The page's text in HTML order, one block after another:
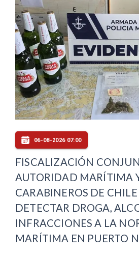
06-08-2026 07:00
FISCALIZACIÓN
AUTORIDAD MARÍTIMA
CARABINEROS DE
DETECTAR DROGA,
INFRACCIONES A LA
MARÍTIMA EN PUERTO